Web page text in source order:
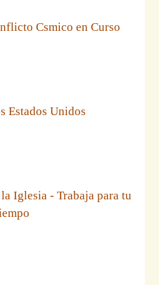
Csmico en Curso
Estados Unidos
Iglesia - Trabaja para tu